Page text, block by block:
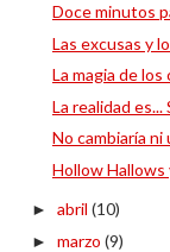
Doce minutos
Las excusas y
La magia de
La realidad
No cambiaría
Hollow Hallows
► abril (10)
► marzo (9)